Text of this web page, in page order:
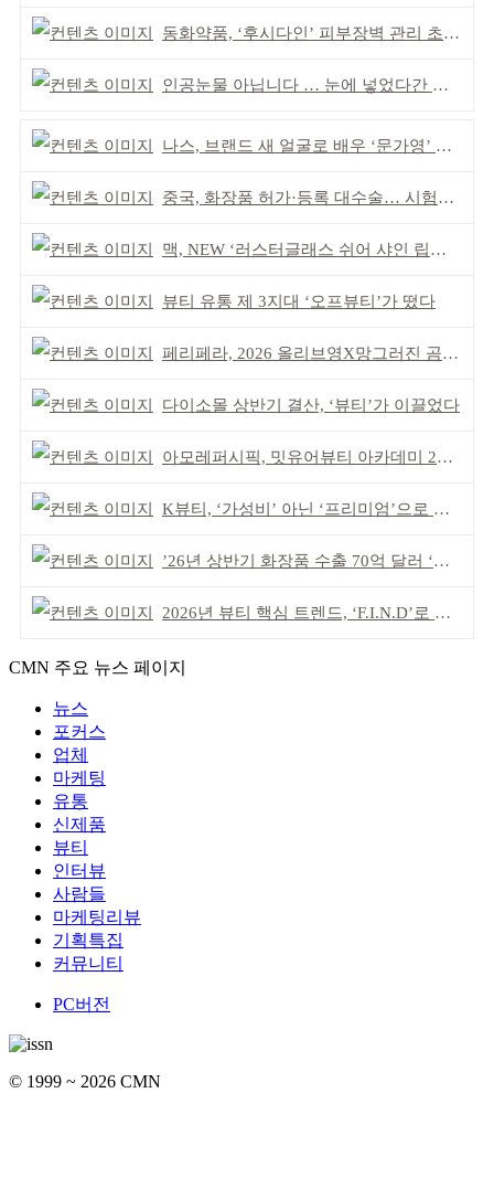
동화약품, ‘후시다인’ 피부장벽 관리 초점 ‘리브랜딩’
인공눈물 아닙니다 … 눈에 넣었다간 각막 손상
나스, 브랜드 새 얼굴로 배우 ‘문가영’ 발탁
중국, 화장품 허가·등록 대수술… 시험자료 공용 허용
맥, NEW ‘러스터글래스 쉬어 샤인 립스틱’ 출시
뷰티 유통 제 3지대 ‘오프뷰티’가 떴다
페리페라, 2026 올리브영X망그러진 곰 콜라보
다이소몰 상반기 결산, ‘뷰티’가 이끌었다
아모레퍼시픽, 밋유어뷰티 아카데미 2기 발대식
K뷰티, ‘가성비’ 아닌 ‘프리미엄’으로 승부걸어야
’26년 상반기 화장품 수출 70억 달러 ‘역대 최고’
2026년 뷰티 핵심 트렌드, ‘F.I.N.D’로 읽는다
CMN 주요 뉴스 페이지
뉴스
포커스
업체
마케팅
유통
신제품
뷰티
인터뷰
사람들
마케팅리뷰
기획특집
커뮤니티
PC버전
© 1999 ~ 2026 CMN